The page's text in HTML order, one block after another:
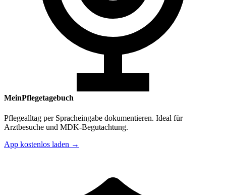
MeinPflegetagebuch
Pflegealltag per Spracheingabe dokumentieren. Ideal für
Arztbesuche und MDK-Begutachtung.
App kostenlos laden →